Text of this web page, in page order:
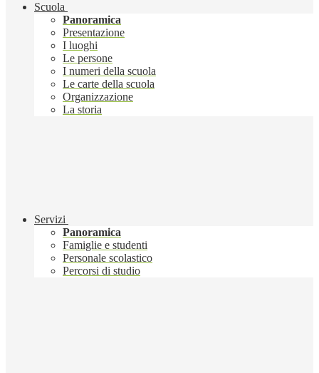
Scuola
Panoramica
Presentazione
I luoghi
Le persone
I numeri della scuola
Le carte della scuola
Organizzazione
La storia
Servizi
Panoramica
Famiglie e studenti
Personale scolastico
Percorsi di studio